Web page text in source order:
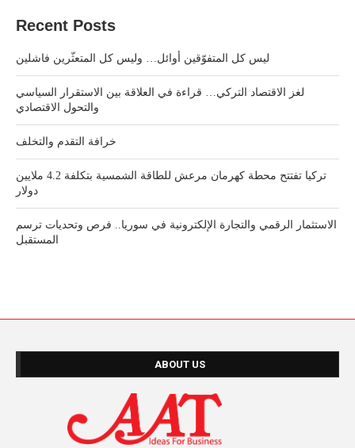
Recent Posts
ليس كل المتفوّقين أوائل… وليس كل المتعثّرين فاشلين
لغز الاقتصاد التركي… قراءة في العلاقة بين الاستقرار السياسي
والتحول الاقتصادي
خرافة التقدم والتخلف
تركيا تفتتح محطة كهرمان مرعش للطاقة الشمسية بتكلفة 4.2 ملايين
دولار
الاستثمار الرقمي والتجارة الإلكترونية في سوريا.. فرص وتحديات ترسم
المستقبل
ABOUT US